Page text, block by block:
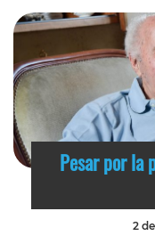
Pesar por la
2